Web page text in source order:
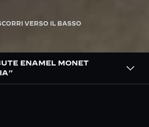
VERSO IL BASSO
ENAMEL MONET